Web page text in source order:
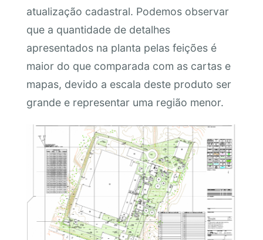
atualização cadastral. Podemos observar
que a quantidade de detalhes
apresentados na planta pelas feições é
maior do que comparada com as cartas e
mapas, devido a escala deste produto ser
grande e representar uma região menor.